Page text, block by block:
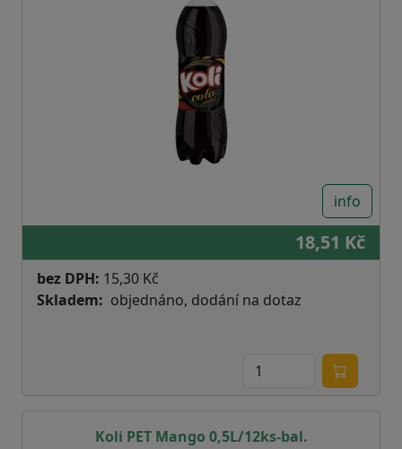
info
18,51 Kč
bez DPH: 15,30 Kč
Skladem
objednáno, dodání na dotaz
Koli PET Mango 0,5L/12ks-bal.